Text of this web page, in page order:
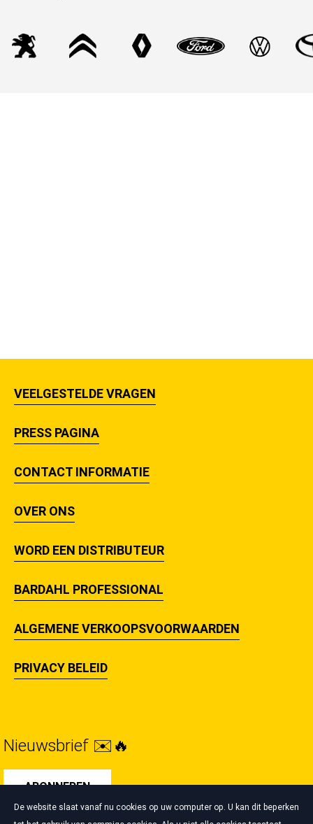
De website slaat vanaf nu cookies op uw computer op. U kan dit beperken
VEELGESTELDE VRAGEN
PRESS PAGINA
CONTACT INFORMATIE
OVER ONS
WORD EEN DISTRIBUTEUR
BARDAHL PROFESSIONAL
ALGEMENE VERKOOPSVOORWAARDEN
PRIVACY BELEID
Nieuwsbrief ✉️🔥
ABONNEREN